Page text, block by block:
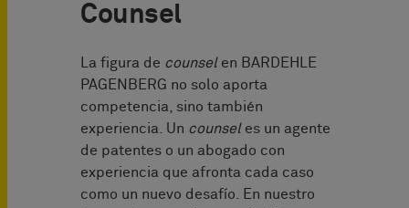
Counsel
La figura de counselen BARDEHLE
PAGENBERG no solo aporta
competencia, sino también
experiencia. Un counseles un agente
de patentes o un abogado con
experiencia que afronta cada caso
como un nuevo desafío. En nuestro